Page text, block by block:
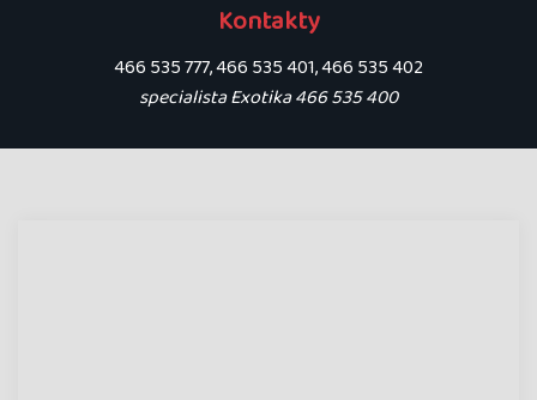
Kontakty
466 535 777, 466 535 401, 466 535 402
specialista Exotika 466 535 400